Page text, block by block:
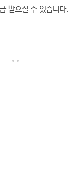
받으실 수 있습니다.